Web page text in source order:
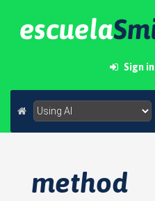
Sign in
method